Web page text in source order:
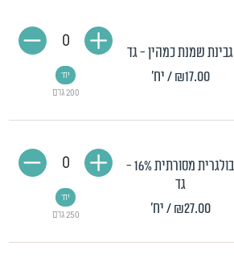
גבינת שמנת כמהין - גד
₪17.00 / יח'
200 גרם
יח'
0
בולגרית מסורתית 16% -
גד
₪27.00 / יח' 250 גרם
יח'
0